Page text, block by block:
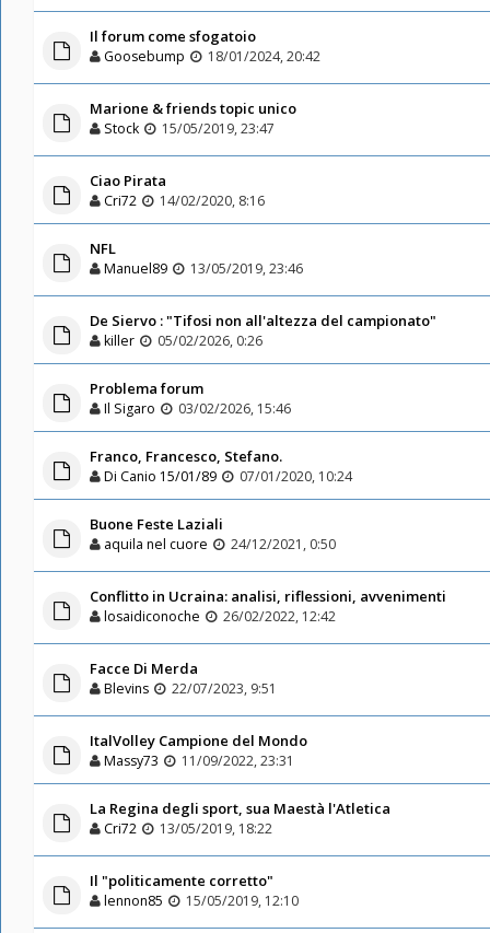
Il forum come sfogatoio
Goosebump 18/01/2024, 20:42
Marione & friends topic unico
Stock 15/05/2019, 23:47
Ciao Pirata
Cri72 14/02/2020, 8:16
NFL
Manuel89 13/05/2019, 23:46
De Siervo : "Tifosi non all'altezza del campionato"
killer 05/02/2026, 0:26
Problema forum
Il Sigaro 03/02/2026, 15:46
Franco, Francesco, Stefano.
Di Canio 15/01/89 07/01/2020, 10:24
Buone Feste Laziali
aquila nel cuore 24/12/2021, 0:50
Conflitto in Ucraina: analisi, riflessioni, avvenimenti
losaidiconoche 26/02/2022, 12:42
Facce Di Merda
Blevins 22/07/2023, 9:51
ItalVolley Campione del Mondo
Massy73 11/09/2022, 23:31
La Regina degli sport, sua Maestà l'Atletica
Cri72 13/05/2019, 18:22
Il "politicamente corretto"
lennon85 15/05/2019, 12:10